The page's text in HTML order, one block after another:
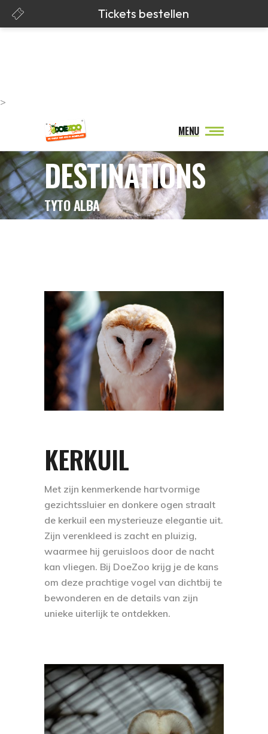
>
MENU
DESTINATIONS
TYTO ALBA
KERKUIL
Met zijn kenmerkende hartvormige
gezichtssluier en donkere ogen straalt
de kerkuil een mysterieuze elegantie uit.
Zijn verenkleed is zacht en pluizig,
waarmee hij geruisloos door de nacht
kan vliegen. Bij DoeZoo krijg je de kans
om deze prachtige vogel van dichtbij te
bewonderen en de details van zijn
unieke uiterlijk te ontdekken.